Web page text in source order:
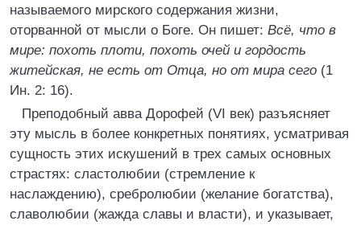
называемого мирского содержания жизни,
оторванной от мысли о Боге. Он пишет: Всё, что в
мире: похоть плоти, похоть очей и гордость
житейская, не есть от Отца, но от мира сего (1
Ин. 2: 16).
Преподобный авва Дорофей (VI век) разъясняет
эту мысль в более конкретных понятиях, усматривая
сущность этих искушений в трех самых основных
страстях: сластолюбии (стремление к
наслаждению), сребролюбии (желание богатства),
славолюбии (жажда славы и власти), и указывает,